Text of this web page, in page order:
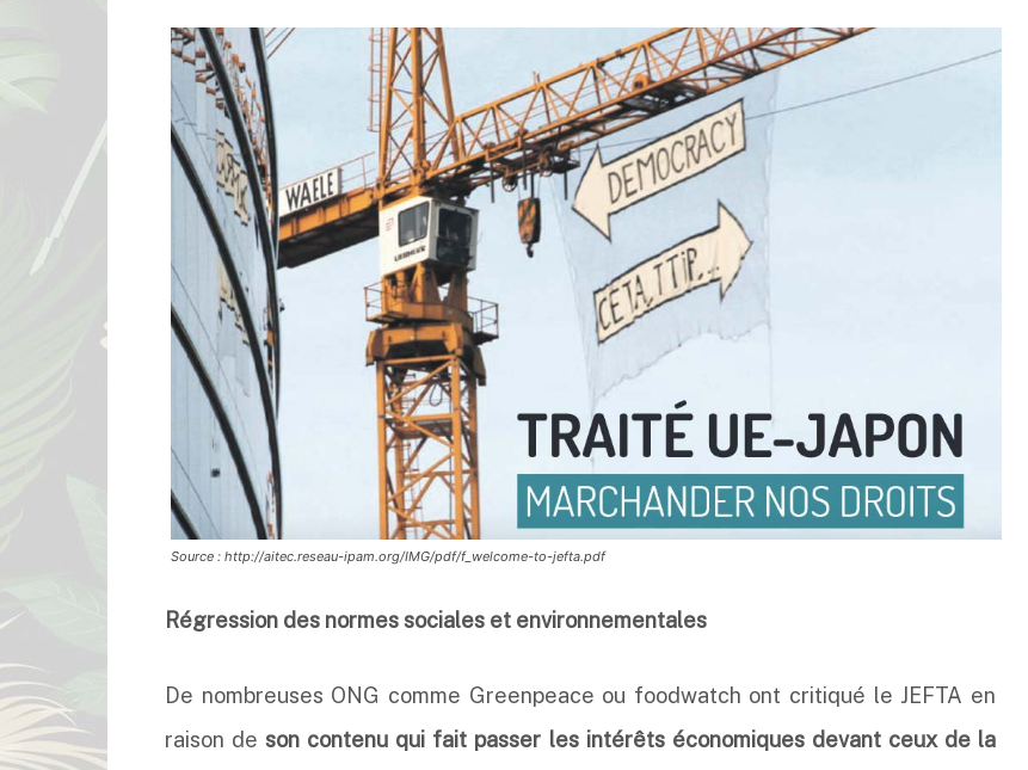
Source : http://aitec.reseau-ipam.org/IMG/pdf/f_welcome-to-jefta.pdf
Régression des normes sociales et environnementales
De nombreuses ONG comme Greenpeace ou foodwatch ont critiqué le JEFTA en
raison deson contenu qui fait passer les intérêts économiques devant ceux de la